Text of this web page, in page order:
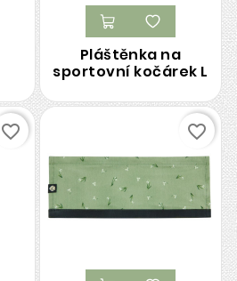
Pláštěnka na
sportovní kočárek L
favorite_border favorite_border